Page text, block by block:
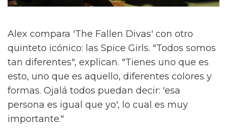
Alex compara 'The Fallen Divas' con otro
quinteto icónico: las Spice Girls. "Todos somos
tan diferentes", explican. "Tienes uno que es
esto, uno que es aquello, diferentes colores y
formas. Ojalá todos puedan decir: 'esa
persona es igual que yo', lo cual es muy
importante."